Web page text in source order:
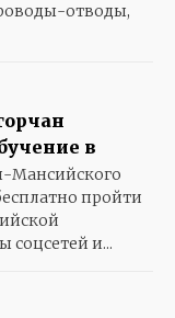
отводы,
в
Мансийского
пройти
соцсетей и...